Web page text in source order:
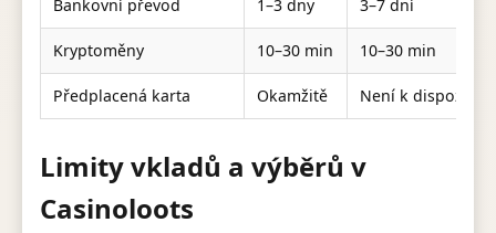
Bankovní převod 1–3 dny 3–7 dní
Kryptoměny 10–30 min 10–30 min
Předplacená karta Okamžitě Není k dispozici
Limity vkladů a výběrů v
Casinoloots